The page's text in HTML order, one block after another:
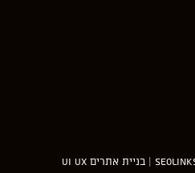
| בניית אתרים UI UX